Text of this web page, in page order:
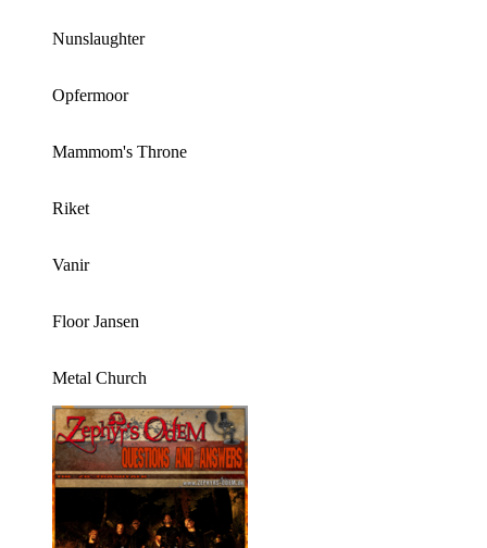
Nunslaughter
Opfermoor
Mammom's Throne
Riket
Vanir
Floor Jansen
Metal Church